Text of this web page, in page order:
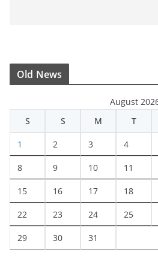
Old News
August
S
S M T
1 2 3 4
8 9 10 11
15 16 17 18
22 23 24 25
29 30 31